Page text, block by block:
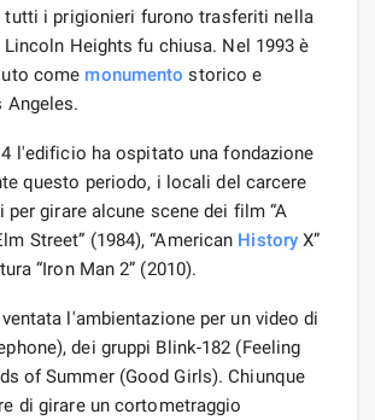
tutti i prigionieri furono trasferiti nella
Heights fu chiusa. Nel 1993 è
come monumento storico e
Angeles.
l'edificio ha ospitato una fondazione
questo periodo, i locali del carcere
girare alcune scene dei film “A
Street” (1984), “American History X”
“Iron Man 2” (2010).
l'ambientazione per un video di
dei gruppi Blink-182 (Feeling
of Summer (Good Girls). Chiunque
di girare un cortometraggio